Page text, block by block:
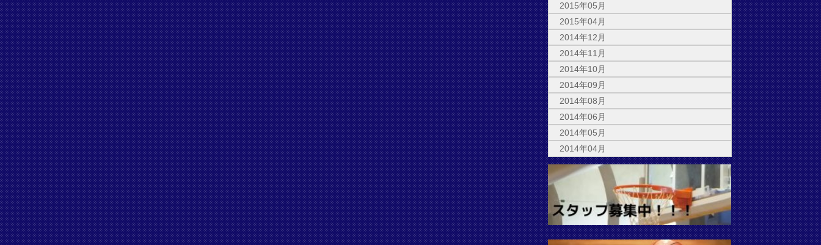
2015年05月
2015年04月
2014年12月
2014年11月
2014年10月
2014年09月
2014年08月
2014年06月
2014年05月
2014年04月